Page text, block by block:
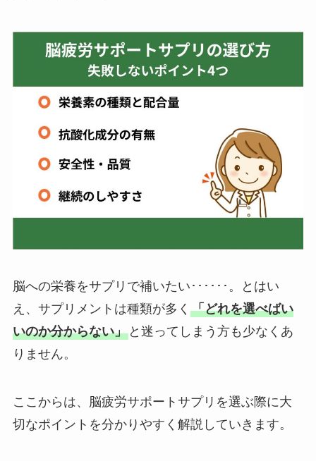
脳への栄養をサプリで補いたい･･････。とはい
え、サプリメントは種類が多く 「どれを選べばい
いのか分からない」と迷ってしまう方も少なくあ
りません。
ここからは、脳疲労サポートサプリを選ぶ際に大
切なポイントを分かりやすく解説していきます。